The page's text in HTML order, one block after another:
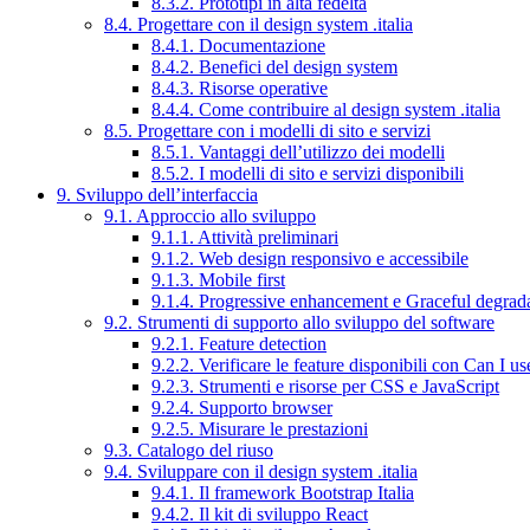
8.4. Progettare con il design system .italia
8.4.1. Documentazione
8.4.2. Benefici del design system
8.4.3. Risorse operative
8.4.4. Come contribuire al design system .italia
8.5. Progettare con i modelli di sito e servizi
8.5.1. Vantaggi dell’utilizzo dei modelli
8.5.2. I modelli di sito e servizi disponibili
9. Sviluppo dell’interfaccia
9.1. Approccio allo sviluppo
9.1.1. Attività preliminari
9.1.2. Web design responsivo e accessibile
9.1.3. Mobile first
9.1.4. Progressive enhancement e Graceful
9.2. Strumenti di supporto allo sviluppo del software
9.2.1. Feature detection
9.2.2. Verificare le feature disponibili con Can I
9.2.3. Strumenti e risorse per CSS e JavaScript
9.2.4. Supporto browser
9.2.5. Misurare le prestazioni
9.3. Catalogo del riuso
9.4. Sviluppare con il design system .italia
9.4.1. Il framework Bootstrap Italia
9.4.2. Il kit di sviluppo React